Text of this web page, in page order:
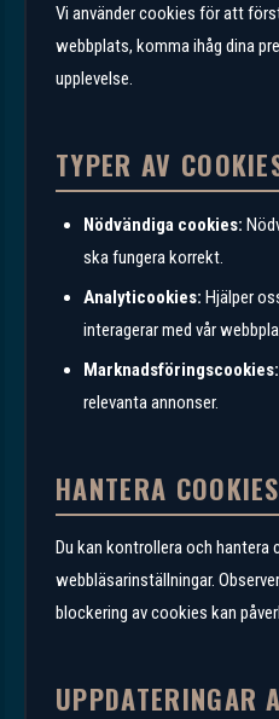
Vi använder cookies för att
webbplats, komma ihåg dina
upplevelse.
TYPER AV
Nödvändiga cookies:
ska fungera korrekt.
Analyticookies: Hjälper
interagerar med vår
Marknadsföringscookies:
relevanta annonser.
HANTERA COOKIES
Du kan kontrollera och hantera
webbläsarinställningar.
blockering av cookies kan
UPPDATERINGAR